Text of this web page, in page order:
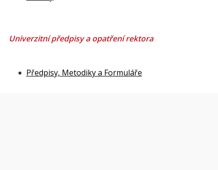
Univerzitní předpisy a opatření rektora
Předpisy, Metodiky a Formuláře